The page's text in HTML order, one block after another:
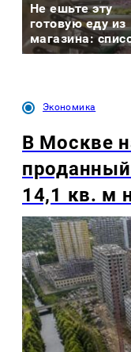
Не ешьте эту
готовую еду из
магазина:
Экономика
В Москве
14,1 кв. м